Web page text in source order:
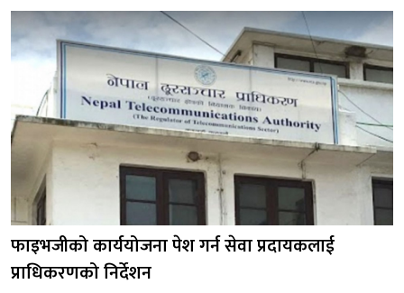
फाइभजीको कार्ययोजना पेश गर्न सेवा प्रदायकलाई
प्राधिकरणको निर्देशन